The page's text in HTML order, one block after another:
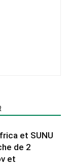
et SUNU
de 2
et